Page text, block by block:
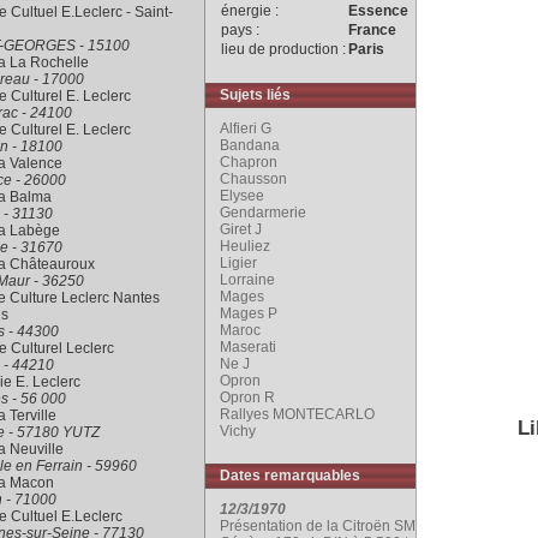
énergie :
Essence
pays :
France
lieu de production : Paris
Sujets liés
Alfieri G
Bandana
Chapron
Chausson
Elysee
Gendarmerie
Giret J
Heuliez
Ligier
Lorraine
Mages
Mages P
Maroc
Maserati
Ne J
Opron
Opron R
Rallyes MONTECARLO
Vichy
Dates remarquables
12/3/1970
Présentation de la Citroën SM au Salon de
Cultuel E.Leclerc - Saint-
GEORGES - 15100
La Rochelle
- 17000
Culturel E. Leclerc
- 24100
Culturel E. Leclerc
- 18100
Valence
- 26000
Balma
- 31130
Labège
- 31670
Châteauroux
- 36250
Culture Leclerc Nantes
- 44300
Culturel Leclerc
- 44210
E. Leclerc
- 56 000
Terville
- 57180 YUTZ
Neuville
en Ferrain - 59960
Macon
- 71000
Cultuel E.Leclerc
sur-Seine - 77130